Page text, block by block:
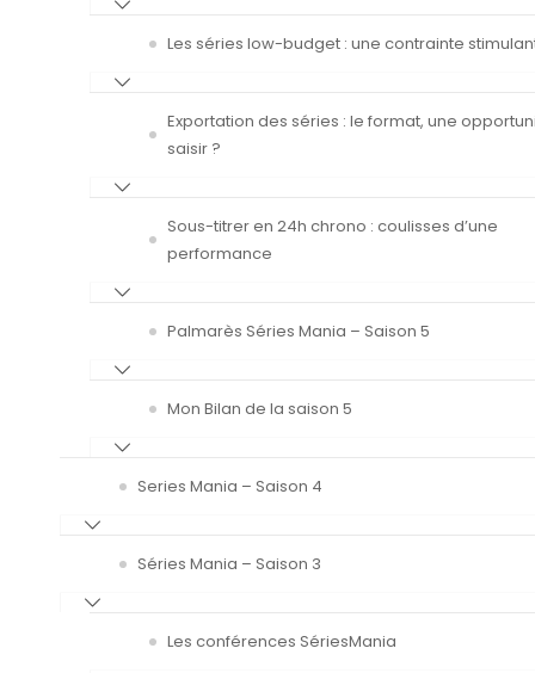
Les séries low-budget : une contrainte
Exportation des séries : le format, une
saisir ?
Sous-titrer en 24h chrono : coulisses d’une
performance
Palmarès Séries Mania – Saison 5
Mon Bilan de la saison 5
Series Mania – Saison 4
Séries Mania – Saison 3
Les conférences SériesMania